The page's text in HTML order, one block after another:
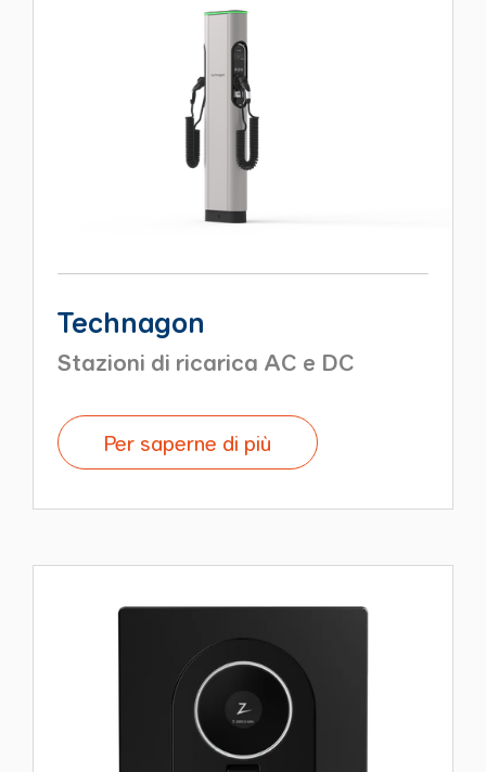
Technagon
Stazioni di ricarica AC e DC
Per saperne di più